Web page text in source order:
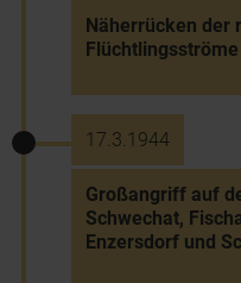
Näherrücken der
17.3.1944
Großangriff auf
Schwechat,
Enzersdorf und